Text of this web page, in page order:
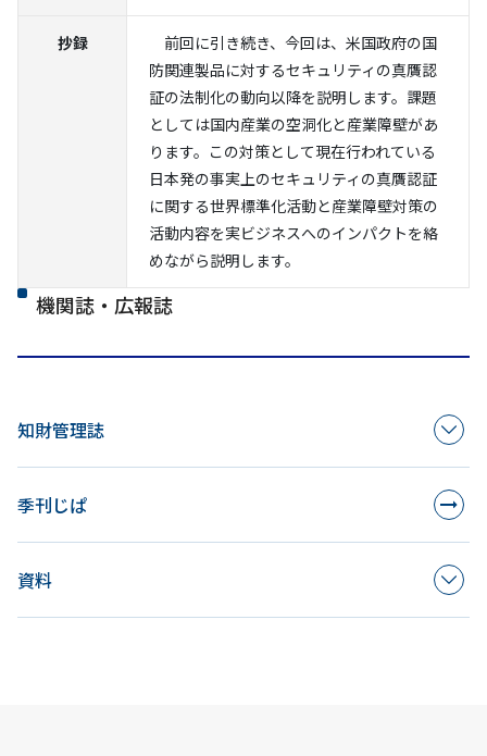
抄録
前回に引き続き、今回は、米国政府の国
防関連製品に対するセキュリティの真贋認
証の法制化の動向以降を説明します。課題
としては国内産業の空洞化と産業障壁があ
ります。この対策として現在行われている
日本発の事実上のセキュリティの真贋認証
に関する世界標準化活動と産業障壁対策の
活動内容を実ビジネスへのインパクトを絡
めながら説明します。
機関誌・広報誌
知財管理誌
季刊じぱ
資料